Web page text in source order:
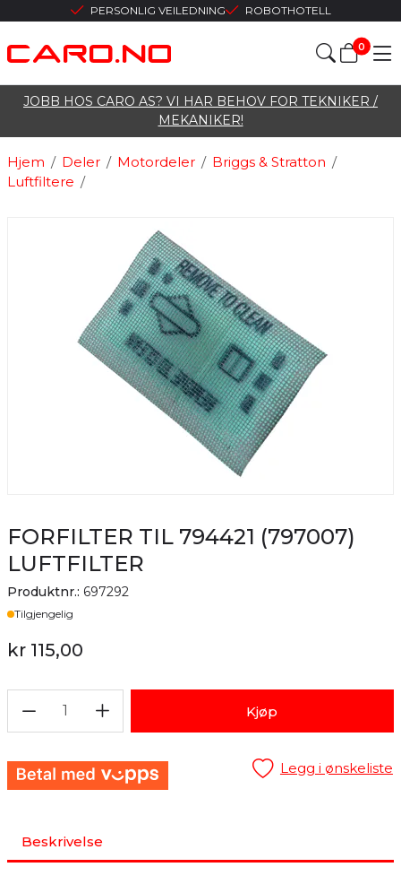
PERSONLIG VEILEDNING ROBOTHOTELL
0
JOBB HOS CARO AS? VI HAR BEHOV FOR TEKNIKER /
MEKANIKER!
/
Hjem /
Deler /
Motordeler /
Briggs & Stratton
/
Luftfiltere
FORFILTER TIL 794421 (797007)
LUFTFILTER
Produktnr.: 697292
Lager
Tilgjengelig
kr 115,00
1 Kjøp
Legg i ønskeliste
Beskrivelse